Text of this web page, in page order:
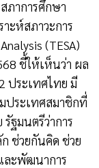
ภาการศึกษา
ะห์สภาวะการ
(TESA)
ชี้ให้เห็นว่า ผล
ประเทศไทย มี
ประเทศสมาชิกที่
ฐมนตรีว่าการ
ช่วยกันคิด ช่วย
ละพัฒนาการ